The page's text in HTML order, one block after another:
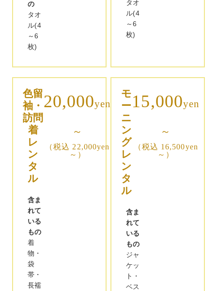
の
タオ
ル(4
～6
枚)
タオ
ル(4
～6
枚)
色留
袖・
訪問
着
レ
ン
タ
ル
20,000yen
～
（税込 22,000yen
～）
含ま
れて
いる
もの
着
物・
袋
帯・
長襦
モ
ー
ニ
ン
グ
レ
ン
タ
ル
15,000yen
～
（税込 16,500yen
～）
含ま
れて
いる
もの
ジャ
ケッ
ト・
ベス